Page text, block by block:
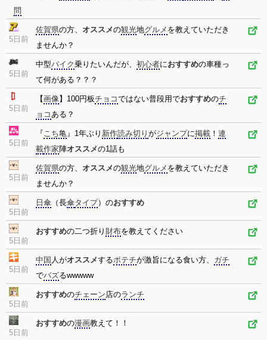
問
5日前
佐賀県の方、 オススメの観光地グルメ を教えていただき
ませんか？
5日前
中型バイク乗りたいんだが、 初心者におすすめの車種っ
て何がある？？？
5日前
【画像】100円板チョコではない普段用でおすすめのチ
ョコある？
5日前
『こち亀』1年ぶり 新作読み切り がジャンプに掲載 ！ 連
載作家陣オススメの1話も
5日前
佐賀県の方、 オススメの観光地グルメ を教えていただき
ませんか？
5日前
日傘 （長傘タイプ）のおすすめ
5日前
おすすめの二つ折り 財布を教えてください
5日前
中国 人がオススメするポテチが激旨になる食い方、 ガチ
でバズるwwwww
5日前
おすすめのチェーン店のランチ
5日前
おすすめの漫画教えて！！